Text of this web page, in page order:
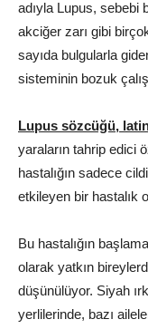
adıyla Lupus, sebebi
akciğer zarı gibi
sayıda bulgularla
sisteminin bozuk
Lupus sözcüğü,
yaraların tahrip edici
hastalığın sadece
etkileyen bir hastalık
Bu hastalığın
olarak yatkın
düşünülüyor. Siyah
yerlilerinde, bazı